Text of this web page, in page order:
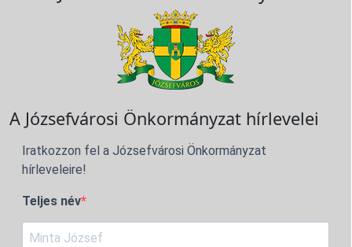
A Józsefvárosi Önkormányzat hírlevelei
Iratkozzon fel a Józsefvárosi Önkormányzat
hírleveleire!
Teljes név